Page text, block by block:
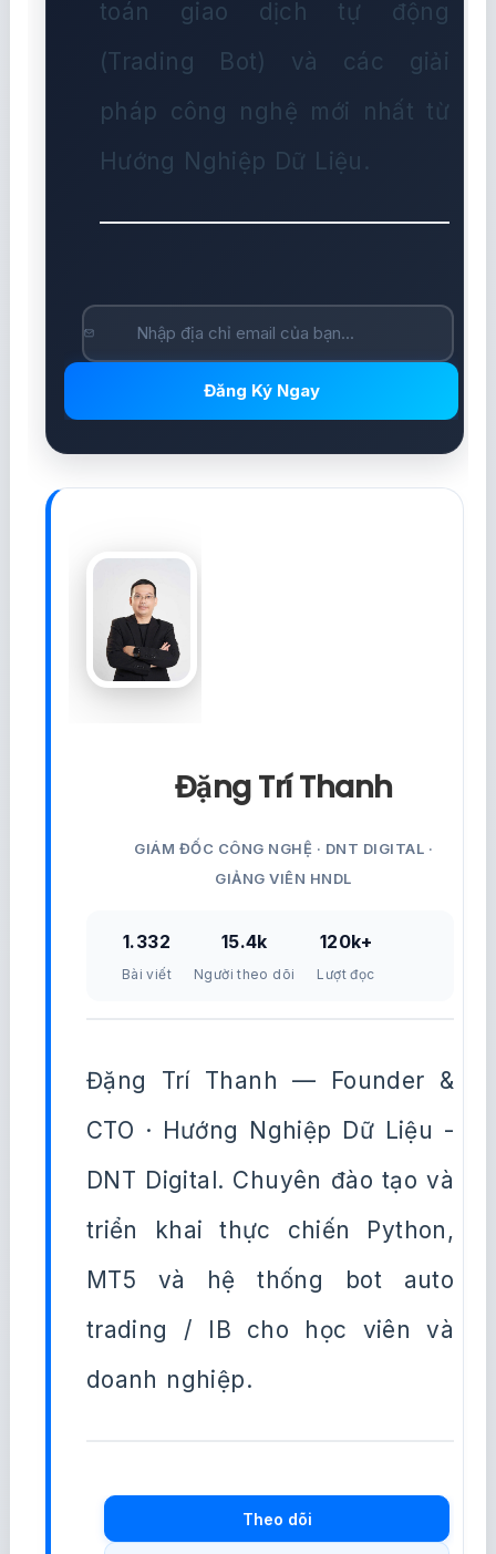
toán giao dịch tự động
(Trading Bot) và các giải
pháp công nghệ mới nhất từ
Hướng Nghiệp Dữ Liệu.
Đăng Ký Ngay
Đặng Trí Thanh
GIÁM ĐỐC CÔNG NGHỆ · DNT DIGITAL ·
GIẢNG VIÊN HNDL
1.332
Bài viết
15.4k
Người theo dõi
120k+
Lượt đọc
Đặng Trí Thanh — Founder &
CTO · Hướng Nghiệp Dữ Liệu -
DNT Digital. Chuyên đào tạo và
triển khai thực chiến Python,
MT5 và hệ thống bot auto
trading / IB cho học viên và
doanh nghiệp.
Theo dõi